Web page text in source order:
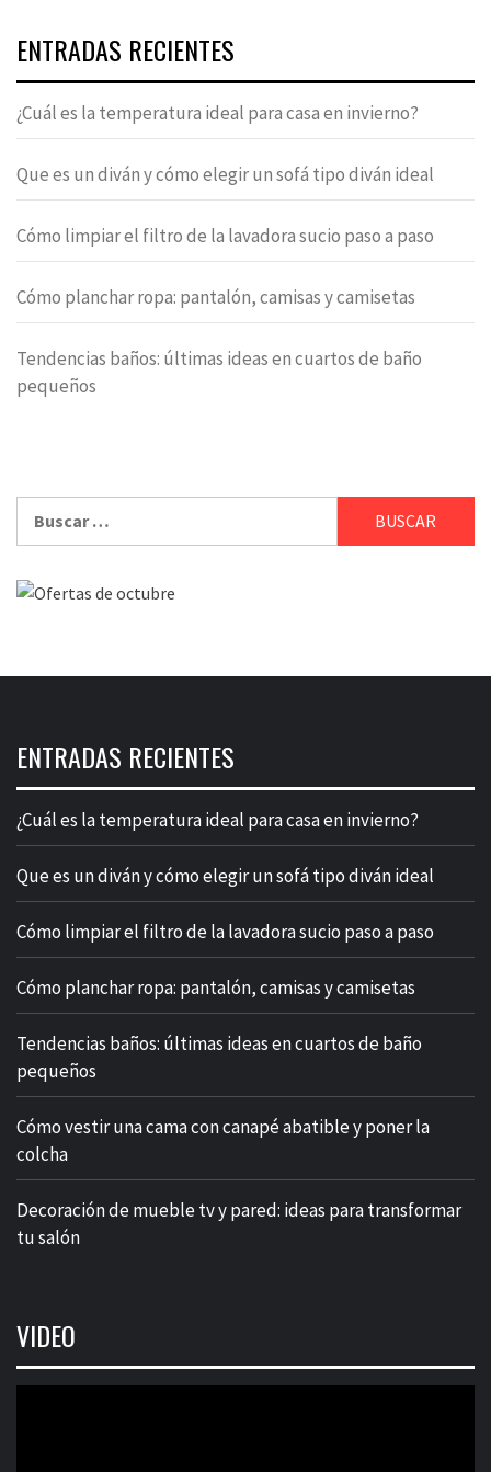
ENTRADAS RECIENTES
¿Cuál es la temperatura ideal para casa en invierno?
Que es un diván y cómo elegir un sofá tipo diván ideal
Cómo limpiar el filtro de la lavadora sucio paso a paso
Cómo planchar ropa: pantalón, camisas y camisetas
Tendencias baños: últimas ideas en cuartos de baño
pequeños
ENTRADAS RECIENTES
¿Cuál es la temperatura ideal para casa en invierno?
Que es un diván y cómo elegir un sofá tipo diván ideal
Cómo limpiar el filtro de la lavadora sucio paso a paso
Cómo planchar ropa: pantalón, camisas y camisetas
Tendencias baños: últimas ideas en cuartos de baño
pequeños
Cómo vestir una cama con canapé abatible y poner la
colcha
Decoración de mueble tv y pared: ideas para transformar
tu salón
VIDEO